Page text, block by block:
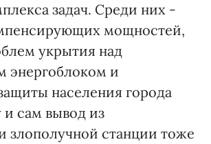
задач. Среди них -
мощностей,
укрытия над
энергоблоком и
населения города
и сам вывод из
злополучной станции тоже